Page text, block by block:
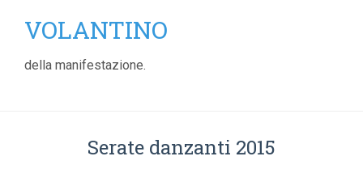
VOLANTINO
della manifestazione.
Serate danzanti 2015